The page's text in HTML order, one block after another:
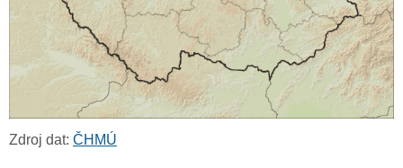
Zdroj dat: ČHMÚ